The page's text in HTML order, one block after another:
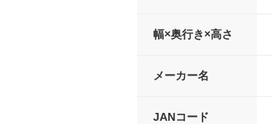
幅×奥行き×高さ
メーカー名
JANコード